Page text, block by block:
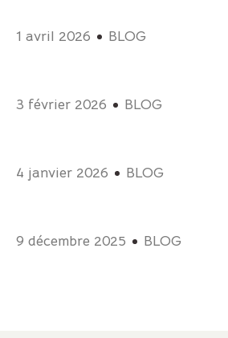
1 avril 2026 BLOG
3 février 2026 BLOG
4 janvier 2026 BLOG
9 décembre 2025 BLOG